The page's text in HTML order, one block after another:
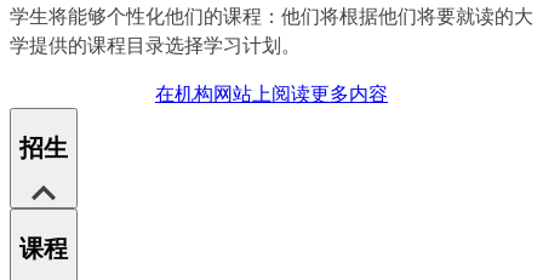
学生将能够个性化他们的课程：他们将根据他们将要就读的大
学提供的课程目录选择学习计划。
在机构网站上阅读更多内容
招生
课程